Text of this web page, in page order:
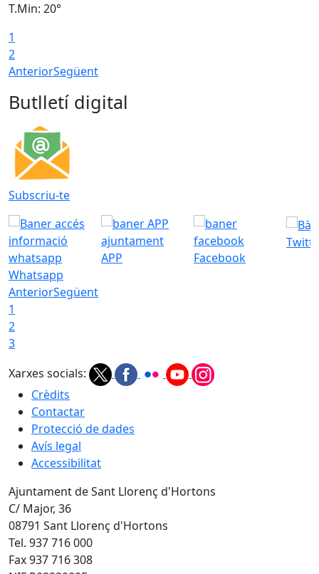
T.Min: 20°
1
2
AnteriorSegüent
Butlletí digital
Subscriu-te
Whatsapp
APP Facebook
AnteriorSegüent
1
2
3
Xarxes socials:
Crèdits
Contactar
Protecció de dades
Avís legal
Accessibilitat
Ajuntament de Sant Llorenç d'Hortons
C/ Major, 36
08791 Sant Llorenç d'Hortons
Tel. 937 716 000
Fax 937 716 308